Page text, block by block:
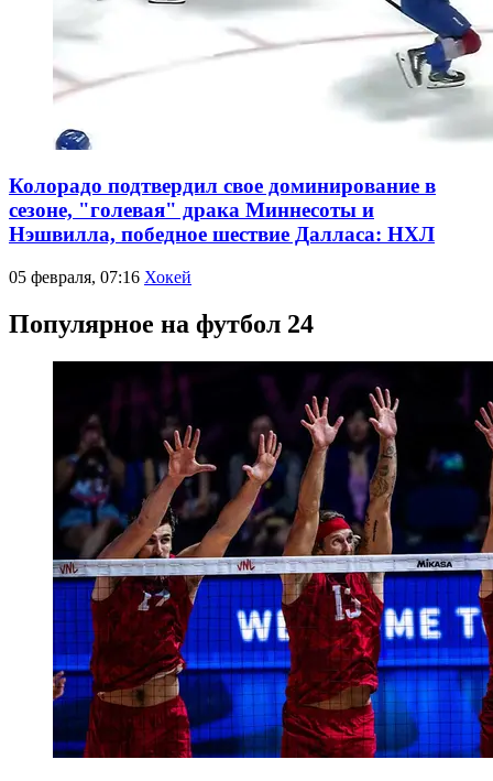
Колорадо подтвердил свое доминирование в
сезоне, "голевая" драка Миннесоты и
Нэшвилла, победное шествие Далласа: НХЛ
05 февраля, 07:16 Хокей
Популярное на футбол 24